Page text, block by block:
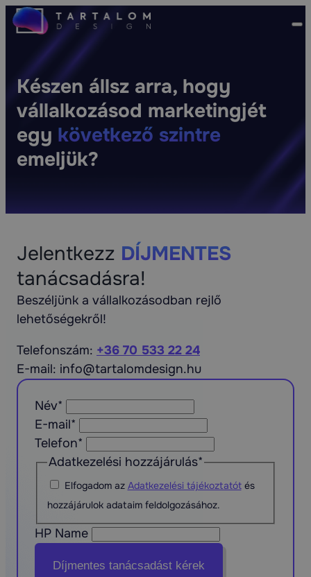
Készen állsz arra, hogy
vállalkozásod marketingjét
egy következő szintre
emeljük?
Jelentkezz DÍJMENTES
tanácsadásra!
Beszéljünk a vállalkozásodban rejlő
lehetőségekről!
Telefonszám: +36 70 533 22 24
E-mail: info@tartalomdesign.hu
Név*
E-mail*
Telefon*
Adatkezelési hozzájárulás*
Elfogadom az Adatkezelési tájékoztatótés
hozzájárulok adataim feldolgozásához.
HP Name
Díjmentes tanácsadást kérek